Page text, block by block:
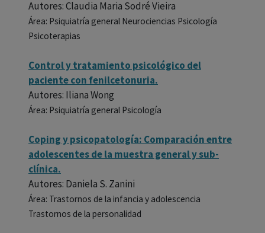
Autores: Claudia Maria Sodré Vieira
Área: Psiquiatría general Neurociencias Psicología
Psicoterapias
Control y tratamiento psicológico del
paciente con fenilcetonuria.
Autores: Iliana Wong
Área: Psiquiatría general Psicología
Coping y psicopatología: Comparación entre
adolescentes de la muestra general y sub-
clínica.
Autores: Daniela S. Zanini
Área: Trastornos de la infancia y adolescencia
Trastornos de la personalidad